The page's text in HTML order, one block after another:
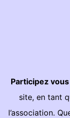
Participez
site, en tant
l’association.